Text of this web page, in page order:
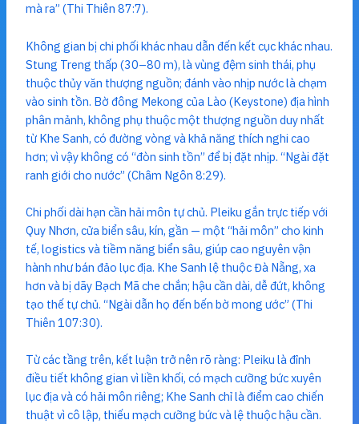
mà ra” (Thi Thiên 87:7).
Không gian bị chi phối khác nhau dẫn đến kết cục khác nhau.
Stung Treng thấp (30–80 m), là vùng đệm sinh thái, phụ
thuộc thủy văn thượng nguồn; đánh vào nhịp nước là chạm
vào sinh tồn. Bờ đông Mekong của Lào (Keystone) địa hình
phân mảnh, không phụ thuộc một thượng nguồn duy nhất
từ Khe Sanh, có đường vòng và khả năng thích nghi cao
hơn; vì vậy không có “đòn sinh tồn” để bị đặt nhịp. “Ngài đặt
ranh giới cho nước” (Châm Ngôn 8:29).
Chi phối dài hạn cần hải môn tự chủ. Pleiku gắn trực tiếp với
Quy Nhơn, cửa biển sâu, kín, gần — một “hải môn” cho kinh
tế, logistics và tiềm năng biển sâu, giúp cao nguyên vận
hành như bán đảo lục địa. Khe Sanh lệ thuộc Đà Nẵng, xa
hơn và bị dãy Bạch Mã che chắn; hậu cần dài, dễ đứt, không
tạo thế tự chủ. “Ngài dẫn họ đến bến bờ mong ước” (Thi
Thiên 107:30).
Từ các tầng trên, kết luận trở nên rõ ràng: Pleiku là đỉnh
điều tiết không gian vì liền khối, có mạch cưỡng bức xuyên
lục địa và có hải môn riêng; Khe Sanh chỉ là điểm cao chiến
thuật vì cô lập, thiếu mạch cưỡng bức và lệ thuộc hậu cần.